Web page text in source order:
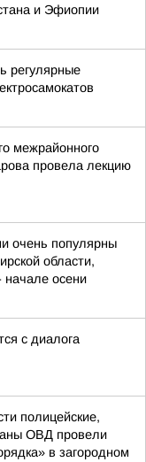
и Эфиопии
регулярные
межрайонного
провела лекцию
очень популярны
области,
начале осени
с диалога
полицейские,
ОВД провели
в загородном